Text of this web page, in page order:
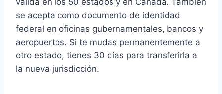
se acepta como documento de identidad
federal en oficinas gubernamentales, bancos y
aeropuertos. Si te mudas permanentemente a
otro estado, tienes 30 días para transferirla a
la nueva jurisdicción.